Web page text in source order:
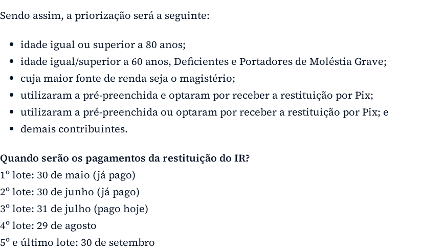
Sendo assim, a priorização será a seguinte:
idade igual ou superior a 80 anos;
idade igual/superior a 60 anos, Deficientes e Portadores de Moléstia Grave;
cuja maior fonte de renda seja o magistério;
utilizaram a pré-preenchida e optaram por receber a restituição por Pix;
utilizaram a pré-preenchida ou optaram por receber a restituição por Pix; e
demais contribuintes.
Quando serão os pagamentos da restituição do IR?
1º lote: 30 de maio (já pago)
2º lote: 30 de junho (já pago)
3º lote: 31 de julho (pago hoje)
4º lote: 29 de agosto
5º e último lote: 30 de setembro